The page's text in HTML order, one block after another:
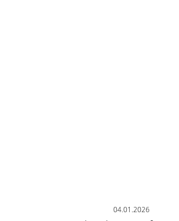
04.01.2026